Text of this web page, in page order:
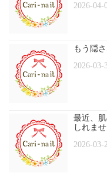
2026-04-
もう隠
2026-03-
最近、
しれま
2026-03-